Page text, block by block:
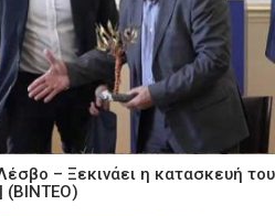
– Ξεκινάει η κατασκευή του
(ΒΙΝΤΕΟ)